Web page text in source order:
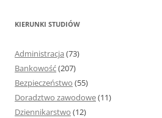
KIERUNKI STUDIÓW
Administracja (73)
Bankowość(207)
Bezpieczeństwo (55)
Doradztwo zawodowe(11)
Dziennikarstwo (12)